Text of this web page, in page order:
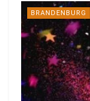
BRANDENBURG